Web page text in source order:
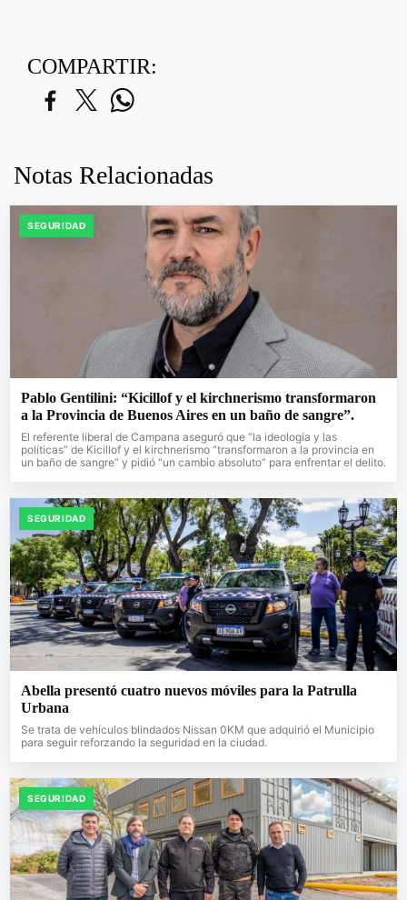
COMPARTIR:
Notas Relacionadas
SEGURIDAD
Pablo Gentilini: “Kicillof y el kirchnerismo transformaron
a la Provincia de Buenos Aires en un baño de sangre”.
El referente liberal de Campana aseguró que “la ideología y las
políticas” de Kicillof y el kirchnerismo “transformaron a la provincia en
un baño de sangre” y pidió “un cambio absoluto” para enfrentar el delito.
SEGURIDAD
Abella presentó cuatro nuevos móviles para la Patrulla
Urbana
Se trata de vehículos blindados Nissan 0KM que adquirió el Municipio
para seguir reforzando la seguridad en la ciudad.
SEGURIDAD